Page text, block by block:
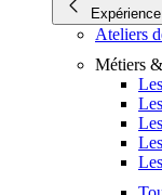
Ateliers
Métiers